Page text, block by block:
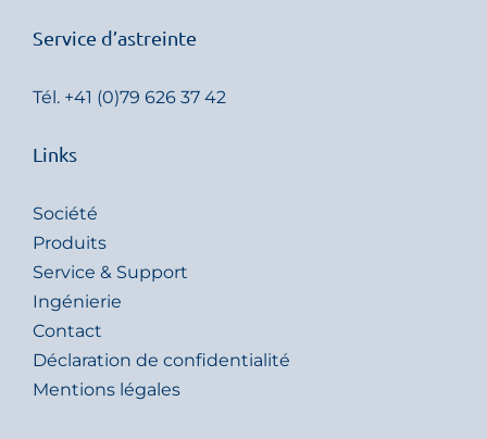
Service d’astreinte
Tél. +41 (0)79 626 37 42
Links
Société
Produits
Service & Support
Ingénierie
Contact
Déclaration de confidentialité
Mentions légales